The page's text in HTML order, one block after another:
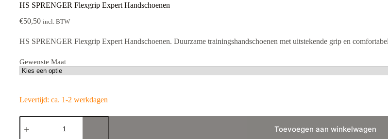
HS SPRENGER Flexgrip Expert Handschoenen
€50,50 incl. BTW
HS SPRENGER Flexgrip Expert Handschoenen. Duurzame trainingshandschoenen met uitstekende grip en
Gewenste Maat
Levertijd: ca. 1-2 werkdagen
HS
SPRENGER
Toevoegen aan winkelwagen